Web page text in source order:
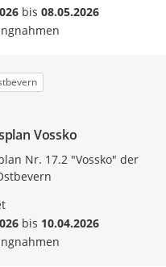
bis 08.05.2026
Vossko
Nr. 17.2 "Vossko" der
bis 10.04.2026